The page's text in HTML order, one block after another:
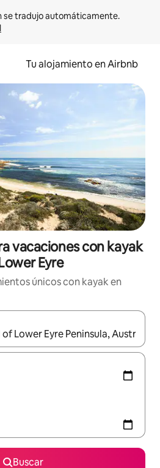
Tu alojamiento en Airbnb
vacaciones con kayak
Eyre
únicos con kayak en
disponibles, navegá con las
Buscar